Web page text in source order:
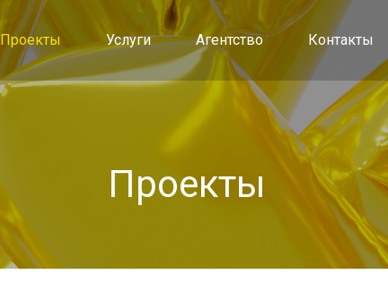
Проекты Услуги Агентство Контакты
Проекты